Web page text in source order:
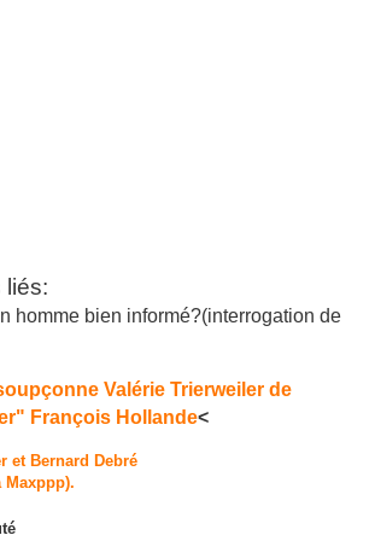
liés:
homme bien informé?(interrogation de
Valérie Trierweiler de
François Hollande<